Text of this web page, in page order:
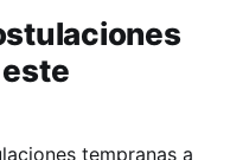
tempranas a